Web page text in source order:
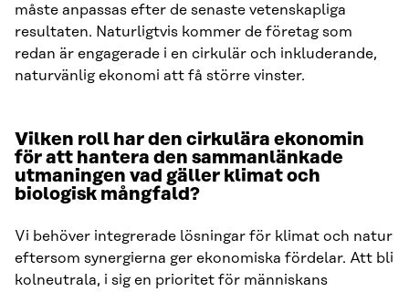
måste anpassas efter de senaste vetenskapliga
resultaten. Naturligtvis kommer de företag som
redan är engagerade i en cirkulär och inkluderande,
naturvänlig ekonomi att få större vinster.
Vilken roll har den cirkulära ekonomin
för att hantera den sammanlänkade
utmaningen vad gäller klimat och
biologisk mångfald?
Vi behöver integrerade lösningar för klimat och natur
eftersom synergierna ger ekonomiska fördelar. Att bli
kolneutrala, i sig en prioritet för människans